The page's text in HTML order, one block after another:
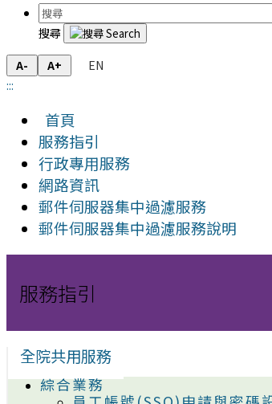
搜尋
A- A+
EN
:::
首頁
服務指引
行政專用服務
網路資訊
郵件伺服器集中過濾服務
郵件伺服器集中過濾服務說明
服務指引
全院共用服務
綜合業務